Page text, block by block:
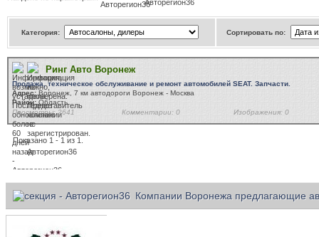
Категория: Сортировать по:
Ринг Авто Воронеж
Продажа, техническое обслуживание и ремонт автомобилей SEAT. Запчасти.
Адрес: Воронеж, 7 км автодороги Воронеж - Москва
Район: Область
Просмотры: 2641
Комментарии: 0 Изображения: 0
Показано 1 - 1 из 1.
Компании Воронежа предлагающие